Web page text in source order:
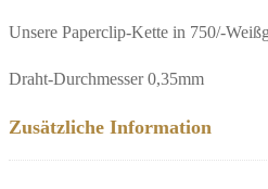
Unsere Paperclip-Kette in 750/-
Draht-Durchmesser 0,35mm
Zusätzliche Information